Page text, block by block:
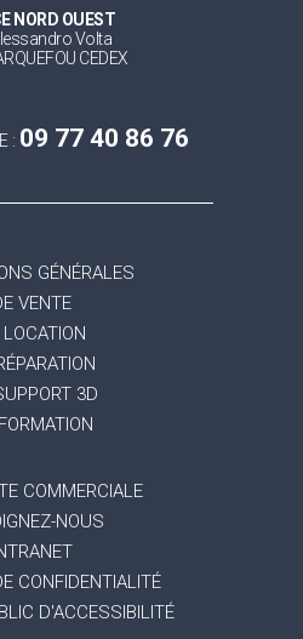
NORD OUEST
Volta
CEDEX
: 09 77 40 86 76
GÉNÉRALES
VENTE
LOCATION
3D
COMMERCIALE
NOUS
CONFIDENTIALITÉ
D'ACCESSIBILITÉ